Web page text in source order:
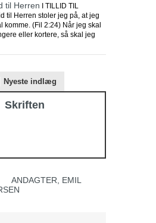
til Herren I TILLID TIL
til Herren stoler jeg på, at jeg
komme. (Fil 2:24) Når jeg skal
eller kortere, så skal jeg
Nyeste indlæg
Skriften
ANDAGTER
EMIL